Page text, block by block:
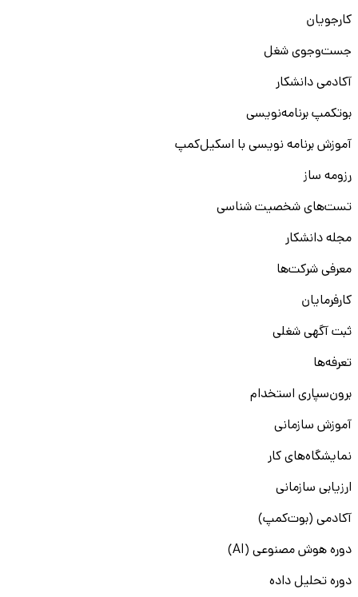
کارجویان
جست‌و‌جوی شغل
آکادمی دانشکار
بوتکمپ برنامه‌نویسی
آموزش برنامه نویسی با اسکیل‌کمپ
رزومه ساز
تست‌های شخصیت شناسی
مجله دانشکار
معرفی شرکت‌ها
کارفرمایان
ثبت آگهی شغلی
تعرفه‌ها
برون‌سپاری استخدام
آموزش سازمانی
نمایشگاه‌های کار
ارزیابی سازمانی
آکادمی (بوت‌کمپ)
دوره هوش مصنوعی (AI)
دوره تحلیل داده